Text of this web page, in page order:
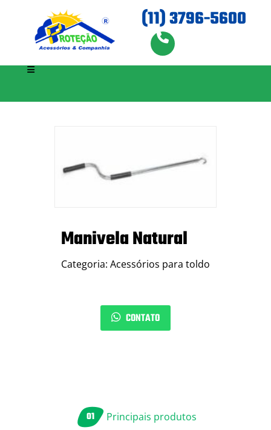
(11) 3796-5600
Manivela Natural
Categoria: Acessórios para toldo
CONTATO
01 Principais produtos